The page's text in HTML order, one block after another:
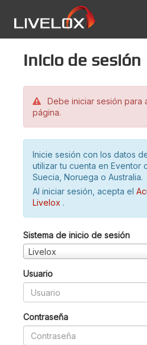
Inicio de sesión
Debe iniciar sesión para
página.
Inicie sesión con los datos
utilizar tu cuenta en Eventor
Suecia, Noruega o Australia.
Al iniciar sesión, acepta el
Livelox .
Sistema de inicio de sesión
Livelox
Usuario
Contraseña